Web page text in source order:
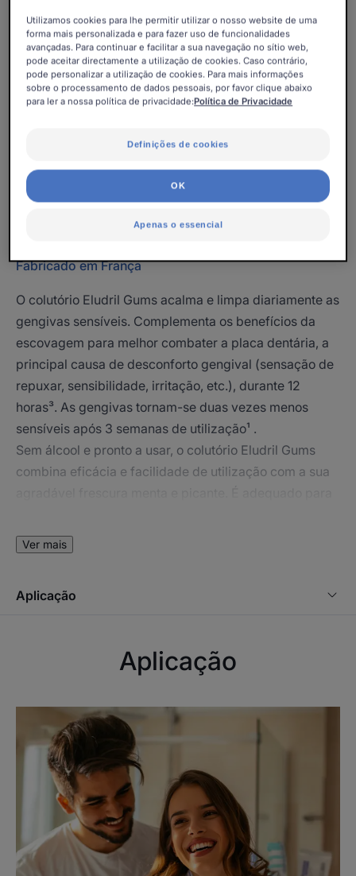
Pode ser utilizado para
Adolescentes - Adultos
A partir dos 12 ano(s)
Necessidades
Fabricado em França
O colutório Eludril Gums acalma e limpa diariamente as
gengivas sensíveis. Complementa os benefícios da
escovagem para melhor combater a placa dentária, a
principal causa de desconforto gengival (sensação de
repuxar, sensibilidade, irritação, etc.), durante 12
horas³. As gengivas tornam-se duas vezes menos
sensíveis após 3 semanas de utilização¹ .
Sem álcool e pronto a usar, o colutório Eludril Gums
combina eficácia e facilidade de utilização com a sua
A sua garrafa PET é reciclável e feita de plástico 100%
reciclado.
Vantagem
devolvido, combinado com uma proteção de 12 horas
contra a placa bacteriana.¹
Benefícios
• SUAVIZA para limitar a irritação* e desconforto das
gengivas.
• ANTIPLACA para ajudar a manter as gengivas
saudáveis.
• EFICAZ durante 12 horas.
Ver mais
Aplicação
Aplicação
Utilizamos cookies para lhe permitir utilizar o nosso website de uma
forma mais personalizada e para fazer uso de funcionalidades
avançadas. Para continuar e facilitar a sua navegação no sítio web,
pode aceitar directamente a utilização de cookies. Caso contrário,
pode personalizar a utilização de cookies. Para mais informações
sobre o processamento de dados pessoais, por favor clique abaixo
para ler a nossa política de privacidade:Política de Privacidade
Definições de cookies
Apenas o essencial
OK